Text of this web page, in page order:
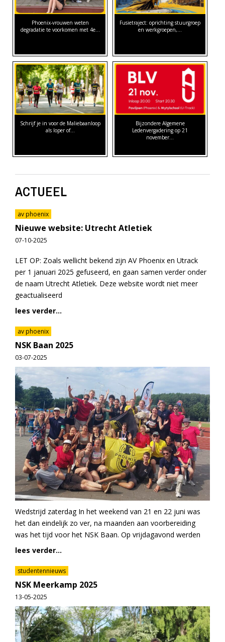
Phoenix-vrouwen weten
degradatie te voorkomen met 4e…
Fusietraject: oprichting stuurgroep
en werkgroepen,…
Schrijf je in voor de Maliebaanloop
als loper of…
Bijzondere Algemene
Ledenvergadering op 21
november…
ACTUEEL
av phoenix
Nieuwe website: Utrecht Atletiek
07-10-2025
LET OP: Zoals wellicht bekend zijn AV Phoenix en Utrack
per 1 januari 2025 gefuseerd, en gaan samen verder onder
de naam Utrecht Atletiek. Deze website wordt niet meer
geactualiseerd
lees verder...
av phoenix
NSK Baan 2025
03-07-2025
Wedstrijd zaterdag In het weekend van 21 en 22 juni was
het dan eindelijk zo ver, na maanden aan voorbereiding
was het tijd voor het NSK Baan. Op vrijdagavond werden
lees verder...
studentennieuws
NSK Meerkamp 2025
13-05-2025